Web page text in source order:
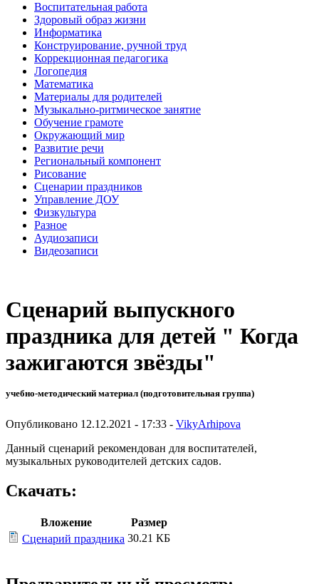
Воспитательная работа
Здоровый образ жизни
Информатика
Конструирование, ручной труд
Коррекционная педагогика
Логопедия
Математика
Материалы для родителей
Музыкально-ритмическое занятие
Обучение грамоте
Окружающий мир
Развитие речи
Региональный компонент
Рисование
Сценарии праздников
Управление ДОУ
Физкультура
Разное
Аудиозаписи
Видеозаписи
Сценарий выпускного
праздника для детей " Когда
зажигаются звёзды"
учебно-методический материал (подготовительная группа)
Опубликовано 12.12.2021 - 17:33 - VikyArhipova
Данный сценарий рекомендован для воспитателей,
музыкальных руководителей детских садов.
Скачать:
Вложение
Размер
Сценарий праздника 30.21 КБ